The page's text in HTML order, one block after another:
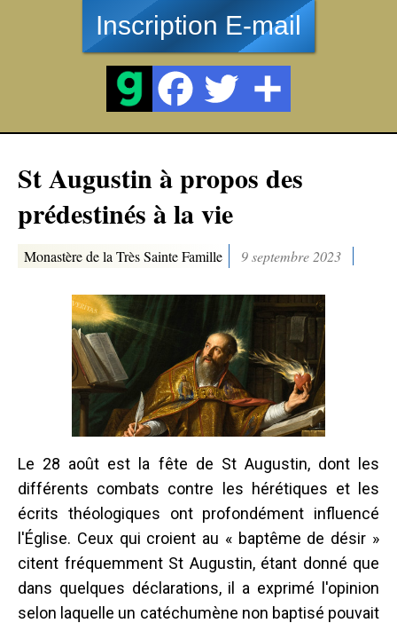
Inscription E-mail
St Augustin à propos des
prédestinés à la vie
Monastère de la Très Sainte Famille 9 septembre 2023
Le 28 août est la fête de St Augustin, dont les
différents combats contre les hérétiques et les
écrits théologiques ont profondément influencé
l'Église. Ceux qui croient au « baptême de désir »
citent fréquemment St Augustin, étant donné que
dans quelques déclarations, il a exprimé l'opinion
selon laquelle un catéchumène non baptisé pouvait